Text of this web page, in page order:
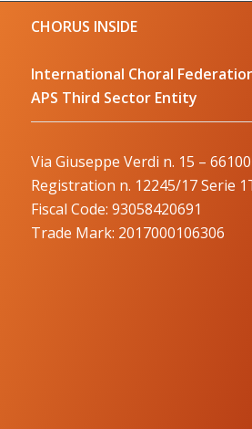
CHORUS INSIDE
International Choral
APS Third Sector Entity
Via Giuseppe Verdi n. 15 –
Registration n. 12245/17 Serie
Fiscal Code: 93058420691
Trade Mark: 2017000106306